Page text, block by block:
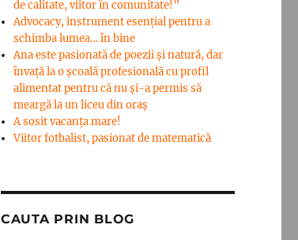
de calitate, viitor în comunitate!”
Advocacy, instrument esenţial pentru a
schimba lumea… în bine
Ana este pasionată de poezii și natură, dar
învață la o școală profesională cu profil
alimentat pentru că nu și-a permis să
meargă la un liceu din oraș
A sosit vacanța mare!
Viitor fotbalist, pasionat de matematică
CAUTA PRIN BLOG